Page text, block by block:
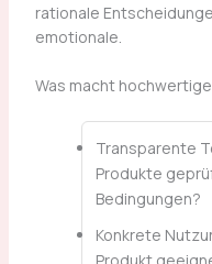
rationale
emotionale.
Was macht
Transparente
Produkte
Bedingungen?
Konkrete